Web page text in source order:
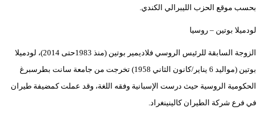
بحسب موقع الحزب الليبرالي الكندي.
لودميلا بوتين – روسيا
الزوجة السابقة للرئيس الروسي فلاديمير بوتين (منذ 1983حتى 2014)، لودميلا
بوتين (مواليد 6 يناير/كانون الثاني 1958) تخرجت من جامعة سانت بطرسبرغ
الحكومية الروسية حيث درست الإسبانية وفقه اللغة، وقد عملت كمضيفة طيران
في فرع شركة الطيران كالينينغراد.